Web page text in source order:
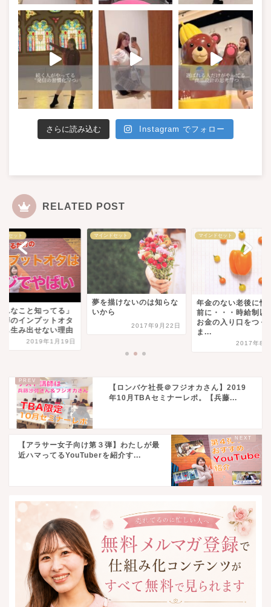
さらに読み込む Instagram でフォロー
RELATED POST
ドセット
描けないのは知らな
ら
2017年9月22日
マインドセット
年金のない老後に怯える
前に・・・時給制以外の
お金の入り口をつくり
マインドセット
「そんなこと知って
が口癖のインプット
が何も生み出せない
2019年1
【ロンバケ社長＠フジオカさん】2019
年10月TBAセミナーレポ。【兵藤...
【アラサー女子向け第３弾】わたしが最
近ハマってるYouTuberを紹介す...